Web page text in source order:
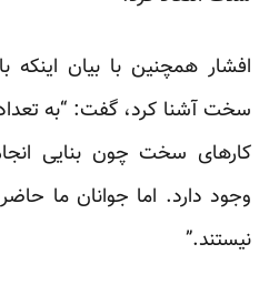
افشار همچنین با بیان اینکه
سخت آشنا کرد، گفت: “به
کارهای سخت چون بنایی
وجود دارد. اما جوانان ما
نیستند.”